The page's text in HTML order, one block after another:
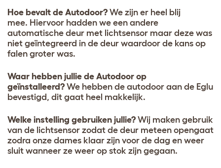
Hoe bevalt de Autodoor? We zijn er heel blij
mee. Hiervoor hadden we een andere
automatische deur met lichtsensor maar deze was
niet geïntegreerd in de deur waardoor de kans op
falen groter was.
Waar hebben jullie de Autodoor op
geïnstalleerd? We hebben de autodoor aan de Eglu
bevestigd, dit gaat heel makkelijk.
Welke instelling gebruiken jullie? Wij maken gebruik
van de lichtsensor zodat de deur meteen opengaat
zodra onze dames klaar zijn voor de dag en weer
sluit wanneer ze weer op stok zijn gegaan.